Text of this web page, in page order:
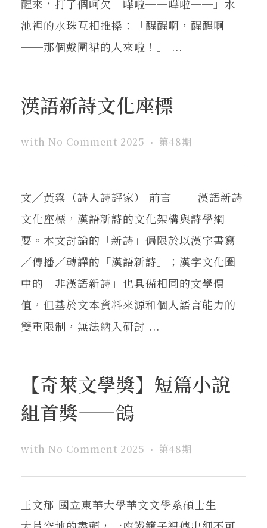
醒來，打了個呵欠「嘩啦──嘩啦──」水
池裡的水珠互相推搡：「醒醒啊，醒醒啊
──那個戴圍裙的人來啦！」 ...
漢語新詩文化座標
with No Comment 2025 第48期
文╱黃粱（詩人詩評家） 前言 漢語新詩
文化座標，漢語新詩的文化架構與詩學綱
要。本文討論的「新詩」侷限於以漢字書寫
／傳播／轉譯的「漢語新詩」；漢字文化圈
中的「非漢語新詩」也具備相同的文學價
值，但基於文本資料來源和個人語言能力的
雙重限制，無法納入研討 ...
【奇萊文學獎】短篇小說
組首獎——鴿
with No Comment 2025 第48期
王文郁 國立東華大學華文文學系碩士生